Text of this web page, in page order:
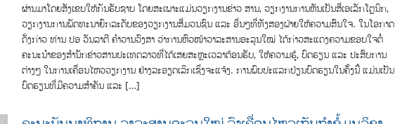
ຜ່ານມາໂດຍສັງເຂບໃຫ້ກັນຮັບຊາບ ໂດຍສະເພາະແມ່ນວຽກງານຂ່າວ ສານ, ວຽກງານການຫັນເປັນສື່ເອເລັກໂຕຼນິກ,
ວຽກງານການພັດທະນາຍົກລະດັບຂອງວຽກງານສື່ມວນຊົນ ແລະ ອື່ນໆທີ່ທັງສອງຝ່າຍໃຫ້ຄວາມສົນໃຈ. ໃນໂອກາດ
ດັ່ງກ່າວ ທ່ານ ປອ ວັນລາຕີ ຄຳວານວົງສາ ວ່າການຫົວໜ້າວາລະສານອະລຸນໃໝ່ ໄດ້ກ່າວສະແດງຄວາມຂອບໃຈຕໍ່
ຄະນະນຳຂອງສຳນັກຂ່າວສານປະເທດລາວທີ່ໄດ້ເສຍສະຫຼະເວລາຕ້ອນຮັບ, ໃຫ້ຄວາມຮູ້, ບົດຮຽນ ແລະ ປະສົບການ
ຕ່າງໆ ໃນການເຄື່ອນໄຫວວຽກງານ ຢ່າງລະອຽດເລິກເຊິ່ງຈະແຈ້ງ. ການພົບປະແລກປ່ຽນບົດຮຽນໃນຄັ້ງນີ້ ແມ່ນເປັນ
ບົດຮຽນທີ່ມີຄວາມສໍາຄັນ ແລະ […]